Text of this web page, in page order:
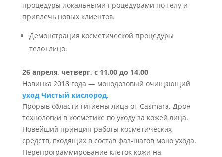
процедуры локальными процедурами по телу и
привлечь новых клиентов.
Демонстрация косметической процедуры
тело+лицо.
26 апреля, четверг, с 11.00 до 14.00
Новинка 2018 года — монодозовый очищающий
уход Чистый кислород.
Прорыв области гигиены лица от Casmara. Дрон
технологии в косметике по уходу за кожей лица.
Новейший принцип работы косметических
средств, входящих в состав фаз-шагов моно ухода.
Перепрограммирование клеток кожи на